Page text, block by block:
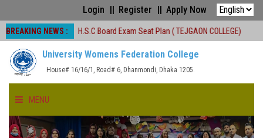
Login Register Apply Now
BREAKING NEWS :H.S.C Board Exam Seat Plan ( TEJGAON COLLEGE) #অনার্স প্রথম
University Womens Federation College
House# 16/16/1, Road# 6, Dhanmondi, Dhaka 1205.
MENU
HOME